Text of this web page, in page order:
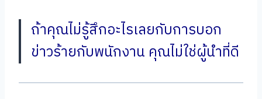
ถ้าคุณไม่รู้สึกอะไรเลยกับการบอก
ข่าวร้ายกับพนักงาน คุณไม่ใช่ผู้นำที่ดี